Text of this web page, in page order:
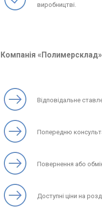
виробництві.
Компанія
Відповідальне
Попередню
Повернення або
Доступні ціни на